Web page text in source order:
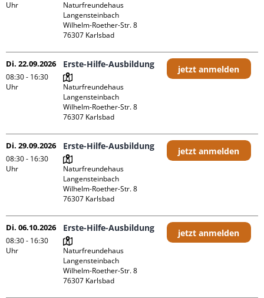
Uhr
Naturfreundehaus
Langensteinbach
Wilhelm-Roether-Str. 8
Di. 22.09.2026
08:30 - 16:30
Uhr
Erste-Hilfe-Ausbildung
Naturfreundehaus
Langensteinbach
Wilhelm-Roether-Str. 8
jetzt anmelden
Di. 29.09.2026
08:30 - 16:30
Uhr
Erste-Hilfe-Ausbildung
Naturfreundehaus
Langensteinbach
Wilhelm-Roether-Str. 8
jetzt anmelden
Di. 06.10.2026
08:30 - 16:30
Uhr
Erste-Hilfe-Ausbildung
Naturfreundehaus
Langensteinbach
Wilhelm-Roether-Str. 8
jetzt anmelden